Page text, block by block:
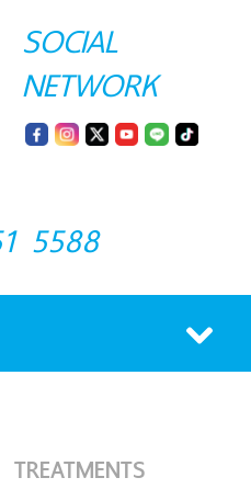
SOCIAL
NETWORK
5588
TREATMENTS